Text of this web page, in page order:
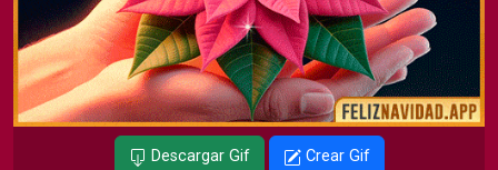
Descargar Gif Crear Gif